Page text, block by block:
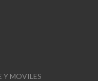
Y MOVILES